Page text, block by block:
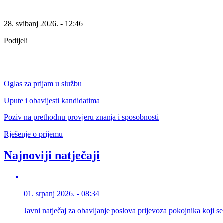
28. svibanj 2026. - 12:46
Podijeli
Oglas za prijam u službu
Upute i obavijesti kandidatima
Poziv na prethodnu provjeru znanja i sposobnosti
Rješenje o prijemu
Najnoviji natječaji
01. srpanj 2026. - 08:34
Javni natječaj za obavljanje poslova prijevoza pokojnika koji